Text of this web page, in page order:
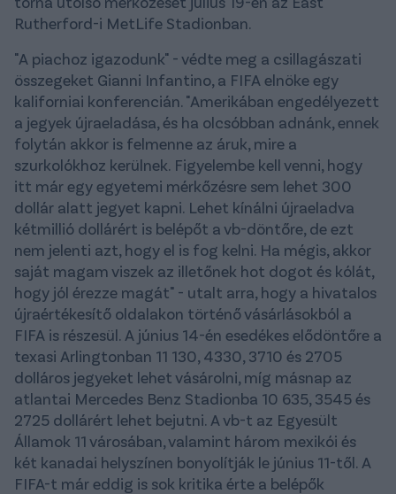
Rutherford-i MetLife Stadionban.
"A piachoz igazodunk" - védte meg a csillagászati
összegeket Gianni Infantino, a FIFA elnöke egy
kaliforniai konferencián. "Amerikában engedélyezett
a jegyek újraeladása, és ha olcsóbban adnánk, ennek
folytán akkor is felmenne az áruk, mire a
szurkolókhoz kerülnek. Figyelembe kell venni, hogy
itt már egy egyetemi mérkőzésre sem lehet 300
dollár alatt jegyet kapni. Lehet kínálni újraeladva
kétmillió dollárért is belépőt a vb-döntőre, de ezt
nem jelenti azt, hogy el is fog kelni. Ha mégis, akkor
saját magam viszek az illetőnek hot dogot és kólát,
hogy jól érezze magát" - utalt arra, hogy a hivatalos
újraértékesítő oldalakon történő vásárlásokból a
FIFA is részesül. A június 14-én esedékes elődöntőre a
texasi Arlingtonban 11 130, 4330, 3710 és 2705
dolláros jegyeket lehet vásárolni, míg másnap az
atlantai Mercedes Benz Stadionba 10 635, 3545 és
2725 dollárért lehet bejutni. A vb-t az Egyesült
Államok 11 városában, valamint három mexikói és
két kanadai helyszínen bonyolítják le június 11-től. A
FIFA-t már eddig is sok kritika érte a belépők